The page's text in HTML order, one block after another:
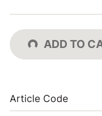
ADD TO
Article Code